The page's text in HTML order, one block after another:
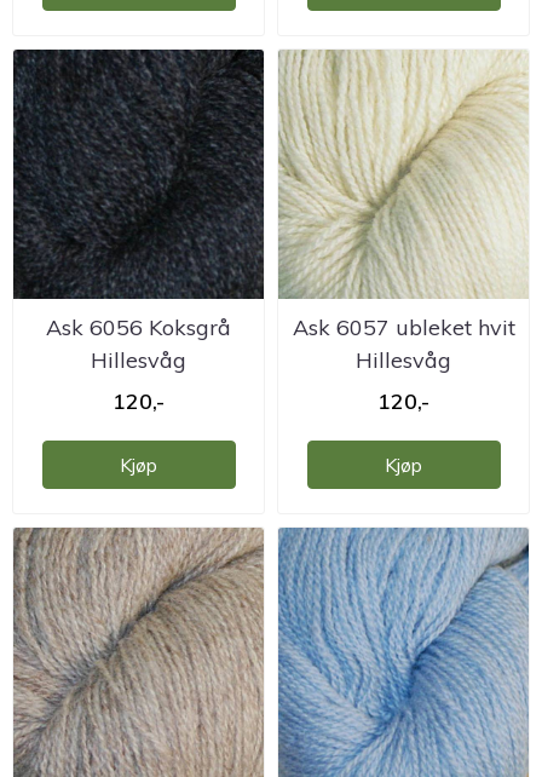
Ask 6056 Koksgrå
Hillesvåg
ullvarefabrikk
120,-
Kjøp
Ask 6057 ubleket hvit
Hillesvåg
ullvarefabrikk
120,-
Kjøp